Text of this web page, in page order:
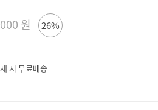
원 26%
시 무료배송